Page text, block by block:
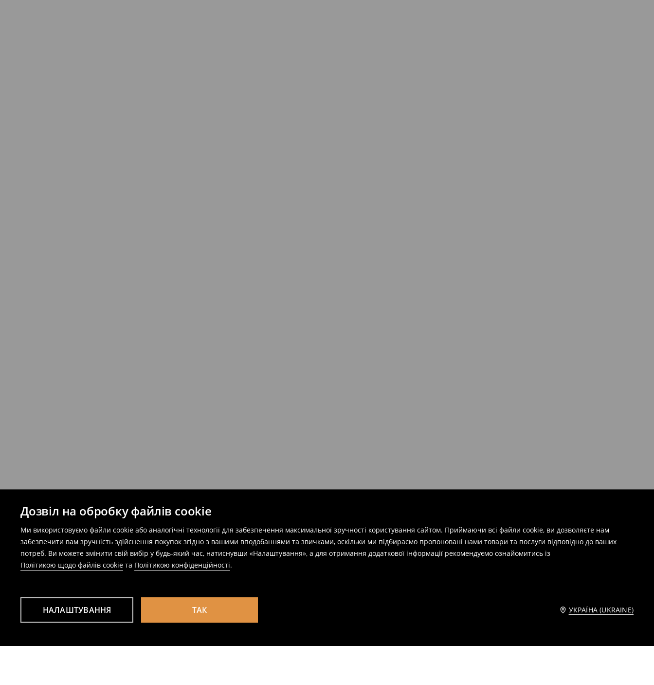
Дозвіл на обробку файлів cookie
Ми використовуємо файли cookie або аналогічні технології для забезпечення максимальної зручності користування сайтом. Приймаючи всі файли cookie, ви дозволяєте нам
забезпечити вам зручність здійснення покупок згідно з вашими вподобаннями та звичками, оскільки ми підбираємо пропоновані нами товари та послуги відповідно до ваших
потреб. Ви можете змінити свій вибір у будь-який час, натиснувши «Налаштування», а для отримання додаткової інформації рекомендуємо ознайомитись із
Політикою щодо файлів cookie та Політикою конфіденційності.
НАЛАШТУВАННЯ ТАК УКРАЇНА (UKRAINE)